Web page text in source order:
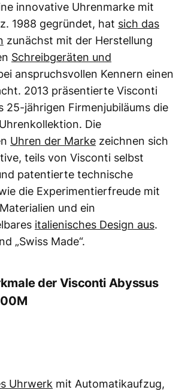
innovative Uhrenmarke mit
1988 gegründet, hat sich das
zunächst mit der Herstellung
Schreibgeräten und
anspruchsvollen Kennern einen
2013 präsentierte Visconti
25-jährigen Firmenjubiläums die
Die
Uhren der Marke zeichnen sich
teils von Visconti selbst
patentierte technische
die Experimentierfreude mit
und ein
italienisches Design aus.
„Swiss Made“.
der Visconti Abyssus
Uhrwerk mit Automatikaufzug,